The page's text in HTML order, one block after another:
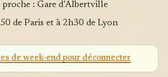
proche : Gare d’Albertville
de Paris et à 2h30 de Lyon
de week-end pour déconnecter